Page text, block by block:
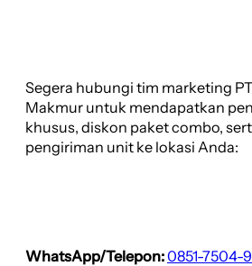
Segera hubungi tim marketing
Makmur untuk mendapatkan
khusus, diskon paket combo,
pengiriman unit ke lokasi Anda:
WhatsApp/Telepon:0851-7504-